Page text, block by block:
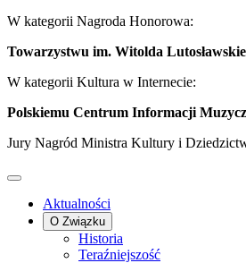
W kategorii Nagroda Honorowa:
Towarzystwu im. Witolda
W kategorii Kultura w Internecie:
Polskiemu Centrum Informacji
Jury Nagród Ministra Kultury i
Aktualności
O Związku
Historia
Teraźniejszość